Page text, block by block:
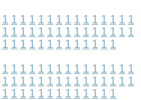
1 1 1 1 1 1 1 1 1 1 1 1 1 1 1
1 1 1 1 1 1 1 1 1 1 1 1 1 1 1
1 1 1 1 1 1 1 1 1 1 1 1 1
1 1 1 1 1 1 1 1 1 1 1 1 1 1 1
1 1 1 1 1 1 1 1 1 1 1 1 1 1 1
1 1 1 1 1 1 1 1 1 1 1 1 1